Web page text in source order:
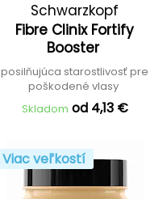
Schwarzkopf
Professional
Fibre Clinix Fortify
Booster
posilňujúca starostlivosť pre
poškodené vlasy
Skladom od 4,13 €
Viac veľkostí